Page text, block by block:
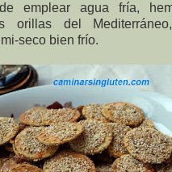
emplear agua fría,
orillas del
seco bien frío.